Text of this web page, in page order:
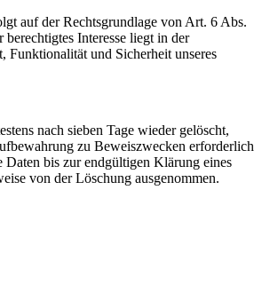
auf der Rechtsgrundlage von Art. 6 Abs.
Interesse liegt in der
Funktionalität und Sicherheit unseres
nach sieben Tage wieder gelöscht,
zu Beweiszwecken erforderlich
Daten bis zur endgültigen Klärung eines
von der Löschung ausgenommen.